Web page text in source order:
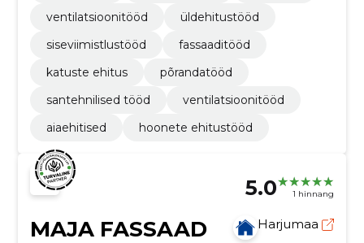
ventilatsioonitööd
üldehitustööd
siseviimistlustööd
fassaaditööd
katuste ehitus
põrandatööd
santehnilised tööd
ventilatsioonitööd
aiaehitised
hoonete ehitustööd
5.0 1 hinnang
MAJA FASSAAD
Harjumaa